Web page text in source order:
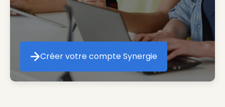
Créer votre compte Synergie
Créer votre compte Synergie